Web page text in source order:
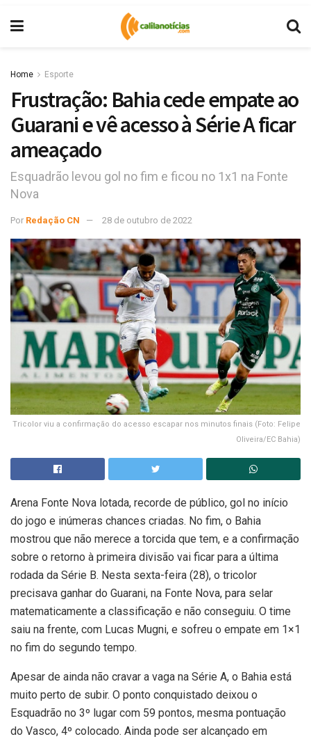
Home Esporte
Frustração: Bahia cede empate ao
Guarani e vê acesso à Série A ficar
ameaçado
Esquadrão levou gol no fim e ficou no 1x1 na Fonte
Nova
Por Redação CN 28 de outubro de 2022
Tricolor viu a confirmação do acesso escapar nos minutos finais (Foto: Felipe
Oliveira/EC Bahia)
Arena Fonte Nova lotada, recorde de público, gol no início
do jogo e inúmeras chances criadas. No fim, o Bahia
mostrou que não merece a torcida que tem, e a confirmação
sobre o retorno à primeira divisão vai ficar para a última
rodada da Série B. Nesta sexta-feira (28), o tricolor
precisava ganhar do Guarani, na Fonte Nova, para selar
matematicamente a classificação e não conseguiu. O time
saiu na frente, com Lucas Mugni, e sofreu o empate em 1×1
no fim do segundo tempo.
Apesar de ainda não cravar a vaga na Série A, o Bahia está
muito perto de subir. O ponto conquistado deixou o
Esquadrão no 3º lugar com 59 pontos, mesma pontuação
do Vasco, 4º colocado. Ainda pode ser alcançado em